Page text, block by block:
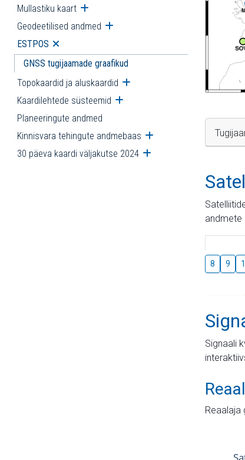
Mullastiku kaart Ava alammenüü
Geodeetilised andmed Ava alammenüü
ESTPOS Ava alammenüü
GNSS tugijaamade graafikud
Topokaardid ja aluskaardid Ava alammenüü
Kaardilehtede süsteemid Ava alammenüü
Planeeringute andmed
Kinnisvara tehingute andmebaas Ava alammenüü
30 päeva kaardi väljakutse 2024 Ava alammenüü
andmete
8 9
Signaali
Reaalaja